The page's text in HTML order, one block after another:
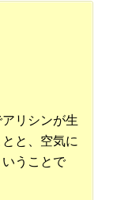
リシンが生
と、空気に
うことで